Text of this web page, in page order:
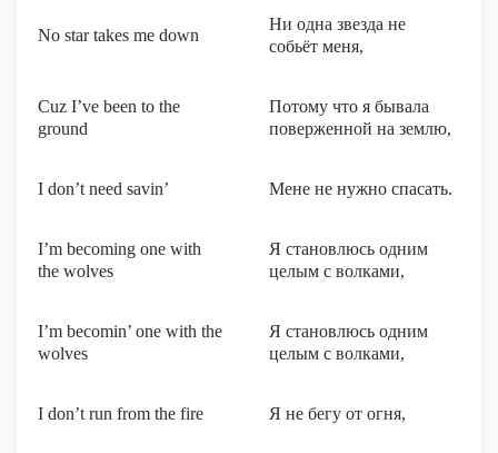
No star takes me down
Ни одна звезда не
собьёт меня,
Cuz I’ve been to the
ground
Потому что я бывала
поверженной на землю,
I don’t need savin’ Мене не нужно спасать.
I’m becoming one with
the wolves
Я становлюсь одним
целым с волками,
I’m becomin’ one with the
wolves
Я становлюсь одним
целым с волками,
I don’t run from the fire Я не бегу от огня,